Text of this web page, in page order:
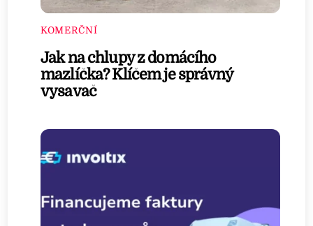
KOMERČNÍ
Jak na chlupy z domácího
mazlíčka? Klíčem je správný
vysavač